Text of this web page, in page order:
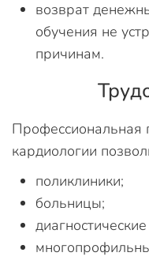
возврат
обучения не
причинам.
Профессиональная
кардиологии
поликлиники;
больницы;